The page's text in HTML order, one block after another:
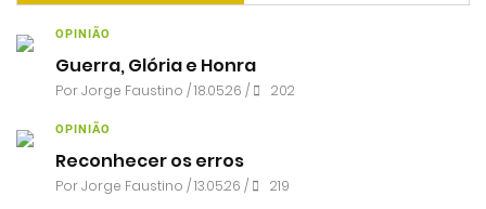
OPINIÃO
Guerra, Glória e Honra
PorJorge Faustino / 18.05.26 / 202
OPINIÃO
Reconhecer os erros
PorJorge Faustino / 13.05.26 / 219